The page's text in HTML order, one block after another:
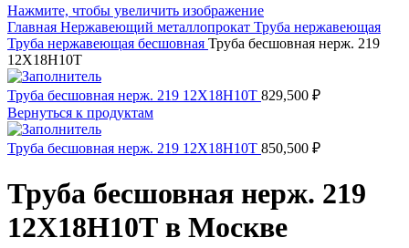
Нажмите, чтобы увеличить изображение
Главная Нержавеющий металлопрокат Труба нержавеющая
Труба нержавеющая бесшовная Труба бесшовная нерж. 219
12Х18Н10Т
Труба бесшовная нерж. 219 12Х18Н10Т 829,500 ₽
Вернуться к продуктам
Труба бесшовная нерж. 219 12Х18Н10Т 850,500 ₽
Труба бесшовная нерж. 219
12Х18Н10Т в Москве